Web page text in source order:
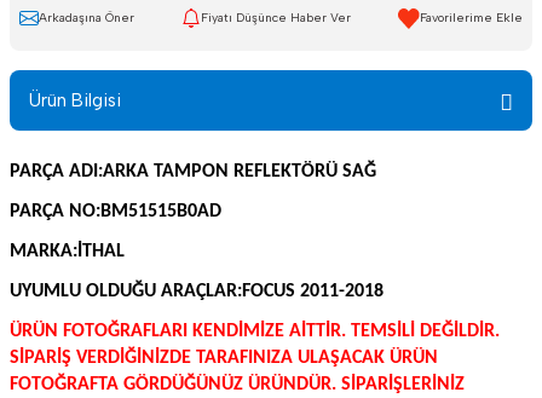
Arkadaşına Öner Fiyatı Düşünce Haber Ver
Ürün Bilgisi
PARÇA ADI:ARKA TAMPON REFLEKTÖRÜ SAĞ
PARÇA NO:BM51515B0AD
MARKA:İTHAL
UYUMLU OLDUĞU ARAÇLAR:FOCUS 2011-2018
ÜRÜN FOTOĞRAFLARI KENDİMİZE AİTTİR. TEMSİLİ DEĞİLDİR.
SİPARİŞ VERDİĞİNİZDE TARAFINIZA ULAŞACAK ÜRÜN
FOTOĞRAFTA GÖRDÜĞÜNÜZ ÜRÜNDÜR. SİPARİŞLERİNİZ